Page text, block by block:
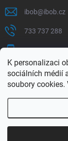
K personalizaci
sociálních médií
soubory
Využijte
ibob@ibob.cz
733 737 288
607 069 561
Sledujte nás
ibob_s.r.o/
Copyright 2026